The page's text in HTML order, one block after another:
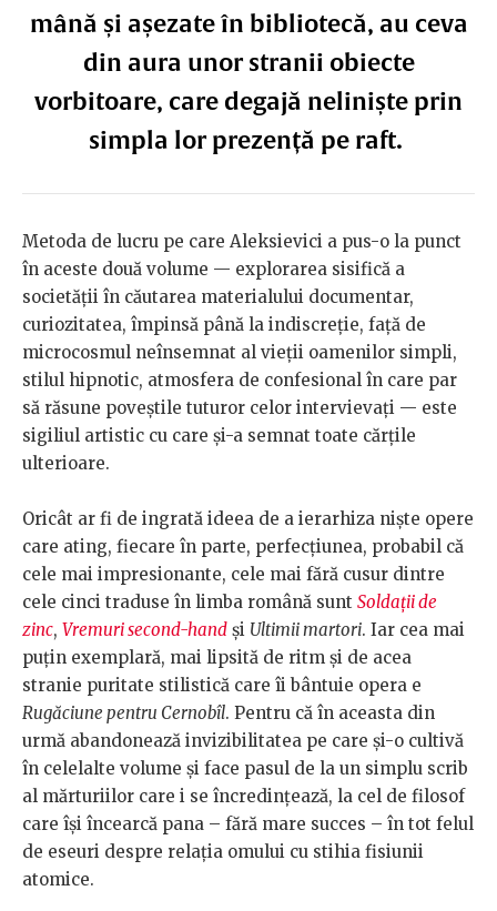
mână și așezate în bibliotecă, au ceva
din aura unor stranii obiecte
vorbitoare, care degajă neliniște prin
simpla lor prezență pe raft.
Metoda de lucru pe care Aleksievici a pus-o la punct
în aceste două volume — explorarea sisifică a
societății în căutarea materialului documentar,
curiozitatea, împinsă până la indiscreție, față de
microcosmul neînsemnat al vieții oamenilor simpli,
stilul hipnotic, atmosfera de confesional în care par
să răsune poveștile tuturor celor intervievați — este
sigiliul artistic cu care și-a semnat toate cărțile
ulterioare.
Oricât ar fi de ingrată ideea de a ierarhiza niște opere
care ating, fiecare în parte, perfecțiunea, probabil că
cele mai impresionante, cele mai fără cusur dintre
cele cinci traduse în limba română sunt Soldații de
zinc, Vremuri second-hand și Ultimii martori. Iar cea mai
puțin exemplară, mai lipsită de ritm și de acea
stranie puritate stilistică care îi bântuie opera e
Rugăciune pentru Cernobîl. Pentru că în aceasta din
urmă abandonează invizibilitatea pe care și-o cultivă
în celelalte volume și face pasul de la un simplu scrib
al mărturiilor care i se încredințează, la cel de filosof
care își încearcă pana – fără mare succes – în tot felul
de eseuri despre relația omului cu stihia fisiunii
atomice.